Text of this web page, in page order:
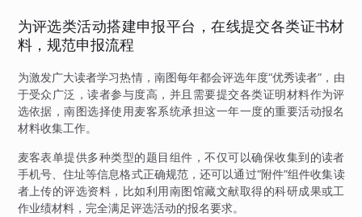
为评选类活动搭建申报平台，在线提交各类证书材
料，规范申报流程
为激发广大读者学习热情，南图每年都会评选年度“优秀读者”，由
于受众广泛，读者参与度高，并且需要提交各类证明材料作为评
选依据，南图选择使用麦客系统承担这一年一度的重要活动报名
材料收集工作。
麦客表单提供多种类型的题目组件，不仅可以确保收集到的读者
手机号、住址等信息格式正确规范，还可以通过“附件”组件收集读
者上传的评选资料，比如利用南图馆藏文献取得的科研成果或工
作业绩材料，完全满足评选活动的报名要求。